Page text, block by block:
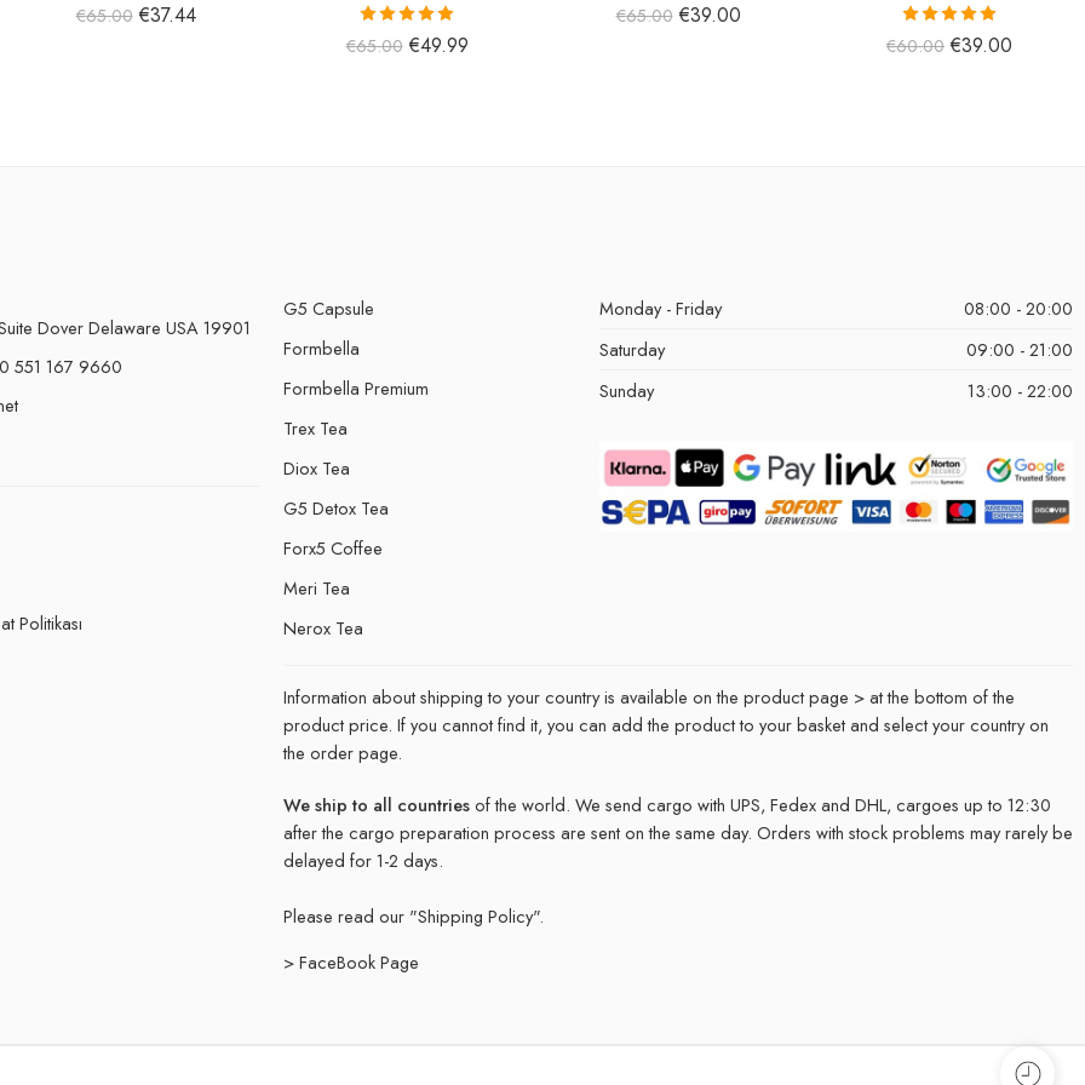
€65.00 €37.44
5 üzerinden
5.00oy aldı
€65.00 €49.99
€65.00 €39.00
5 üzerinden
5.00oy aldı
€60.00 €39.00
Dover Delaware USA 19901
551 167 9660
Politikası
G5 Capsule
Formbella
Formbella Premium
Trex Tea
Diox Tea
G5 Detox Tea
Forx5 Coffee
Meri Tea
Nerox Tea
Monday - Friday
08:00 - 20:00
Saturday
09:00 - 21:00
Sunday
13:00 - 22:00
Information about shipping to your country is available on the product page > at the bottom of the
product price. If you cannot find it, you can add the product to your basket and select your country on
the order page.
We ship to all countriesof the world. We send cargo with UPS, Fedex and DHL, cargoes up to 12:30
after the cargo preparation process are sent on the same day. Orders with stock problems may rarely be
delayed for 1-2 days.
Please read our "Shipping Policy".
> FaceBook Page